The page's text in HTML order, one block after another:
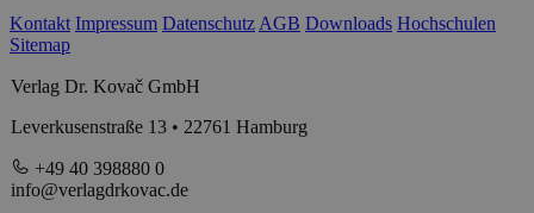
Kontakt Impressum Datenschutz AGB Downloads Hochschulen
Sitemap
Verlag Dr. Kovač GmbH
Leverkusenstraße 13 • 22761 Hamburg
+49 40 398880 0
info@verlagdrkovac.de